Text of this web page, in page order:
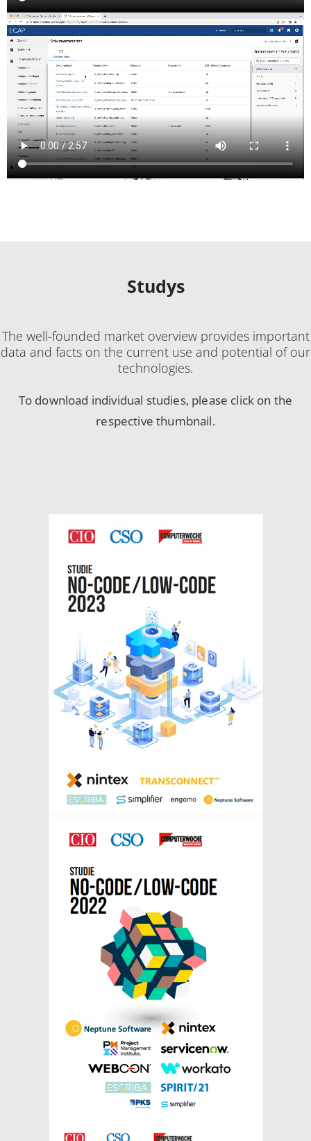
Studys
The well-founded market overview provides important
data and facts on the current use and potential of our
technologies.
To download individual studies, please click on the
respective thumbnail.